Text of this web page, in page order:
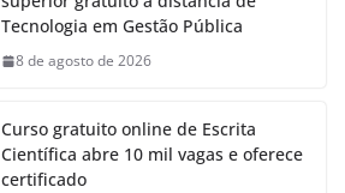
Tecnologia em Gestão Pública
8 de agosto de 2026
Curso gratuito online de Escrita
Científica abre 10 mil vagas e oferece
certificado